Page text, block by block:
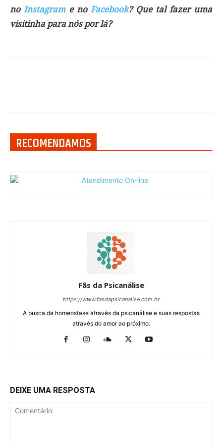
no Instagrame no Facebook? Que tal fazer uma
visitinha para nós por lá?
RECOMENDAMOS
Fãs da Psicanálise
https://www.fasdapsicanalise.com.br
A busca da homeostase através da psicanálise e suas respostas
através do amor ao próximo.
DEIXE UMA RESPOSTA